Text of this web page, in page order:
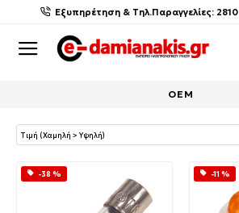
Εξυπηρέτηση & Τηλ.Παραγγελίες: 2810
OEM
-38 % -11 %